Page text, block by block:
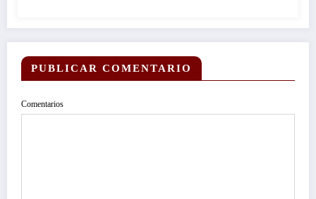
PUBLICAR COMENTARIO
Comentarios